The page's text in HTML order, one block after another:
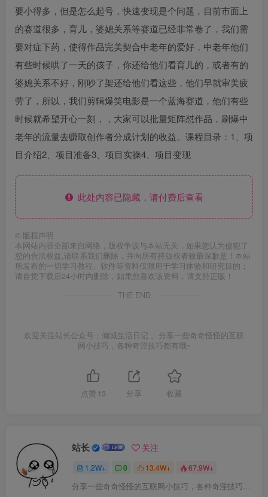
要小得多，但是怎么起号，快速变现是个问题，目前市面上
的赛道很多，育儿，婆媳关系等赛道已经非常卷了，我们需
要对症下药，使得作品完美契合中老年的爱好，中老年他们
有些时候哄了一天的孩子，你还给他们看育儿的，或者有的
婆媳关系不好，刚吵了架还给他们看这些，他们早就审美疲
劳了，所以，我们剪辑爆笑电影是一个蓝海赛道，他们有些
时候就希望开心一刻，，大家可以批量矩阵怼作品，刷爆中
老年的流量去赚取创作者分成计划的收益。课程目录：1、项
目介绍2、项目准备3、项目实操4、项目变现
此处内容已隐藏，请付费后查看
© 版权声明
本网站内容全部来自网络，版权争议与本站无关，如果您认为侵犯了
您的合法权益,请联系我们删除，并向所有持版权者致最深歉意！本站
所发布的一切学习教程、软件等资料仅限用于学习体验和研究目的；
请自觉下载后24小时内删除，如果您喜欢该资料，请支持正版！
THE END
欢迎关注站长公众号：倾城生活日记 。分享一些奇奇怪怪的互联
网小技巧，各种奇淫技巧都有哦~
点赞 13 分享 收藏
站长 关注
1.2W+ 0 13.4W+ 67.9W+
分享一些奇奇怪怪的互联网小技巧，各种奇淫技巧都在本站。